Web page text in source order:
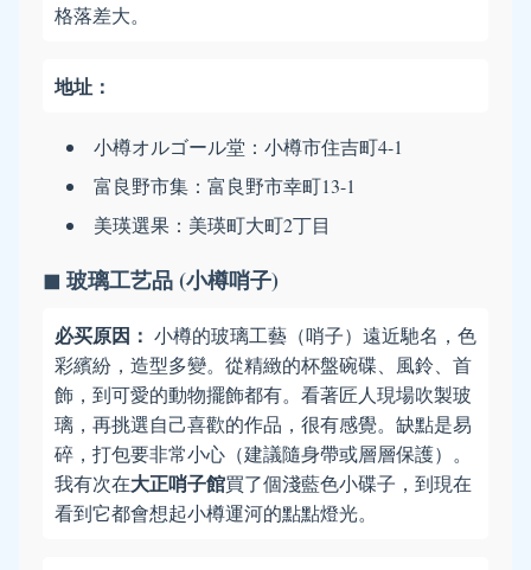
格落差大。
地址：
小樽オルゴール堂：小樽市住吉町4-1
富良野市集：富良野市幸町13-1
美瑛選果：美瑛町大町2丁目
◼ 玻璃工艺品 (小樽哨子)
必买原因： 小樽的玻璃工藝（哨子）遠近馳名，色
彩繽紛，造型多變。從精緻的杯盤碗碟、風鈴、首
飾，到可愛的動物擺飾都有。看著匠人現場吹製玻
璃，再挑選自己喜歡的作品，很有感覺。缺點是易
碎，打包要非常小心（建議隨身帶或層層保護）。
我有次在大正哨子館買了個淺藍色小碟子，到現在
看到它都會想起小樽運河的點點燈光。